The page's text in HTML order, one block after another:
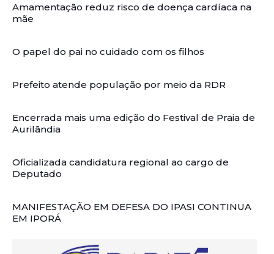
Amamentação reduz risco de doença cardíaca na
mãe
O papel do pai no cuidado com os filhos
Prefeito atende população por meio da RDR
Encerrada mais uma edição do Festival de Praia de
Aurilândia
Oficializada candidatura regional ao cargo de
Deputado
MANIFESTAÇÃO EM DEFESA DO IPASI CONTINUA
EM IPORÁ